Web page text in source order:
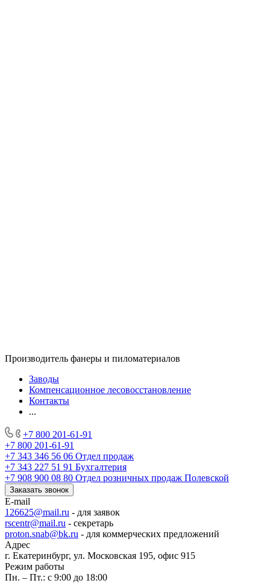
Производитель фанеры и пиломатериалов
Заводы
Компенсационное лесовосстановление
Контакты
...
+7 800 201-61-91
+7 800 201-61-91
+7 343 346 56 06 Отдел продаж
+7 343 227 51 91 Бухгалтерия
+7 908 900 08 80 Отдел розничных продаж Полевской
Заказать звонок
E-mail
126625@mail.ru - для заявок
rscentr@mail.ru - секретарь
proton.snab@bk.ru - для коммерческих предложений
Адрес
г. Екатеринбург, ул. Московская 195, офис 915
Режим работы
Пн. – Пт.: с 9:00 до 18:00